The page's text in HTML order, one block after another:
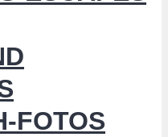
FOTOS